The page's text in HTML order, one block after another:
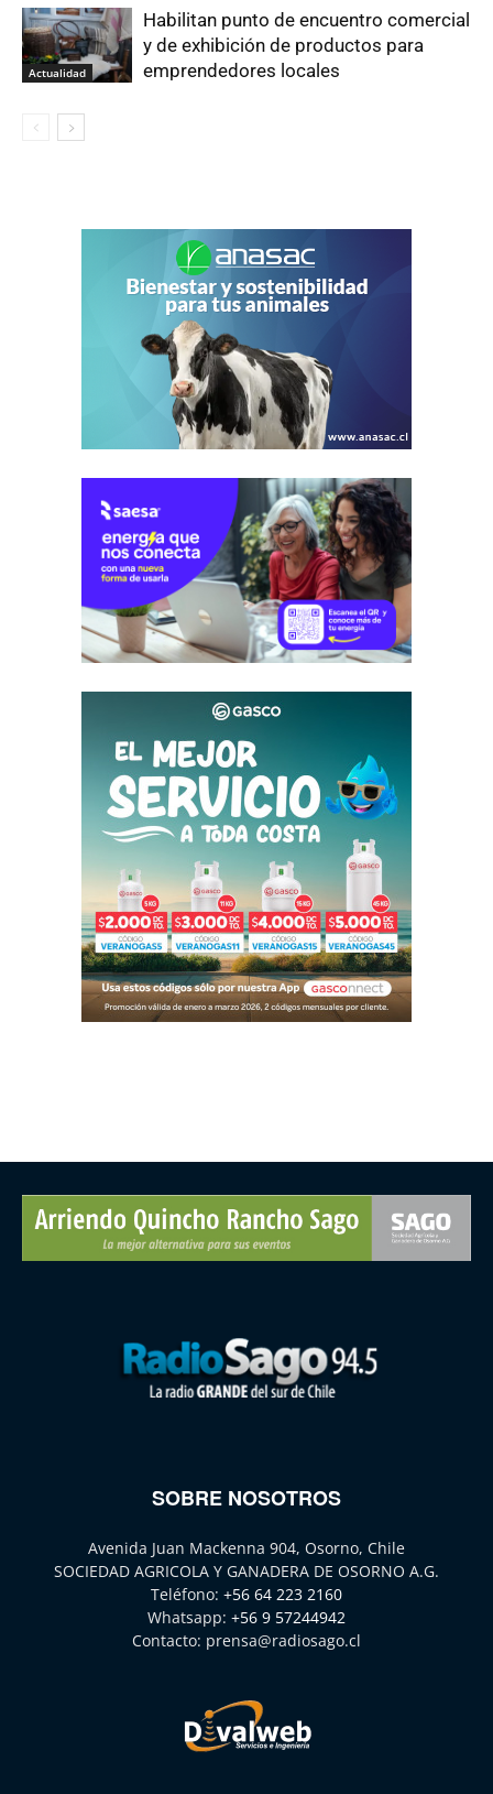
Actualidad
Habilitan punto de encuentro comercial
y de exhibición de productos para
emprendedores locales
SOBRE NOSOTROS
Avenida Juan Mackenna 904, Osorno, Chile
SOCIEDAD AGRICOLA Y GANADERA DE OSORNO A.G.
Teléfono: +56 64 223 2160
Whatsapp: +56 9 57244942
Contacto: prensa@radiosago.cl